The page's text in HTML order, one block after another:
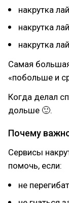
накрутка
накрутка
накрутка
Самая
«побольше и
Когда делал
дольше 🙂.
Почему
Сервисы
помочь, если:
не